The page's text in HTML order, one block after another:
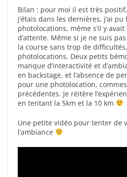
Bilan : pour moi il est très
j’étais dans les dernières, j’ai
photolocations, même s’il y
d’attente. Même si je ne suis
la course sans trop de
photolocations. Deux petits
manque d’interactivité et
en backstage, et l’absence de
pour une photolocation,
précédentes. Je réitère
en tentant la 5km et la 10 km
Une petite vidéo pour tenter de
l’ambiance